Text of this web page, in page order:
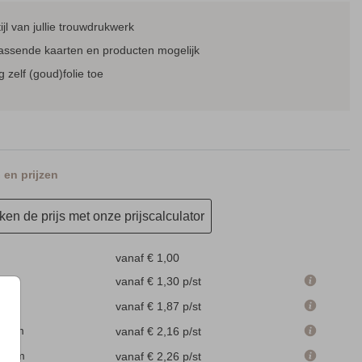
MENUKAART RSVP KAARTJE
van jullie trouwdrukwerk
kaarten en producten mogelijk
zelf (goud)folie toe
en prijzen
de prijs met onze prijscalculator
vanaf € 1,00
vanaf € 1,30 p/st
vanaf € 1,87 p/st
cm
vanaf € 2,16 p/st
cm
vanaf € 2,26 p/st